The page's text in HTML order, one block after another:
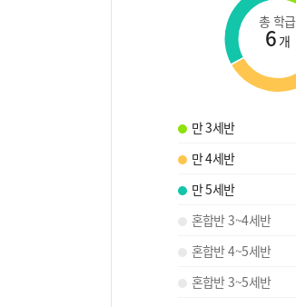
총 학급
6 개
만 3세반
만 4세반
만 5세반
혼합반 3~4세반
혼합반 4~5세반
혼합반 3~5세반